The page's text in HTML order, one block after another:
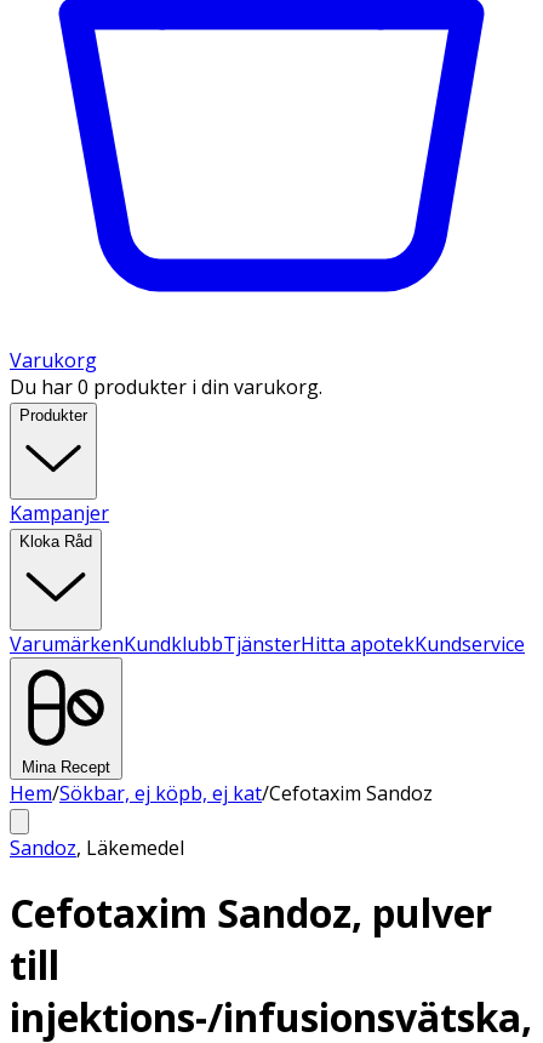
Varukorg
Du har 0 produkter i din varukorg.
Produkter
Kampanjer
Kloka Råd
VarumärkenKundklubbTjänsterHitta apotekKundservice
Mina Recept
Hem/Sökbar, ej köpb, ej kat/Cefotaxim Sandoz
Sandoz, Läkemedel
Cefotaxim Sandoz, pulver
till
injektions-/infusionsvätska,